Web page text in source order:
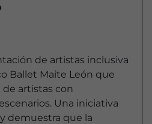
de artistas inclusiva
Ballet Maite León que
artistas con
Una iniciativa
demuestra que la